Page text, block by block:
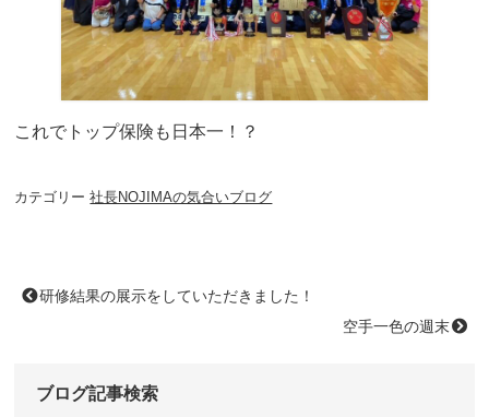
これでトップ保険も日本一！？
カテゴリー社長NOJIMAの気合いブログ
研修結果の展示をしていただきました！
空手一色の週末
ブログ記事検索